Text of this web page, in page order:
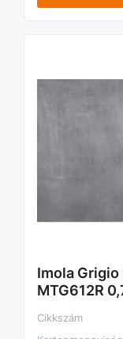
Imola
MTG612R
Cikkszám